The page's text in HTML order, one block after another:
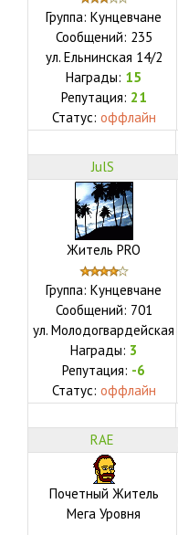
Группа: Кунцевчане
Сообщений: 235
ул. Ельнинская 14/2
Награды: 15
Репутация: 21
Статус: оффлайн
JulS
Житель PRO
Группа: Кунцевчане
Сообщений: 701
ул. Молодогвардейская
Награды: 3
Репутация: -6
Статус: оффлайн
RAE
Почетный Житель
Мега Уровня